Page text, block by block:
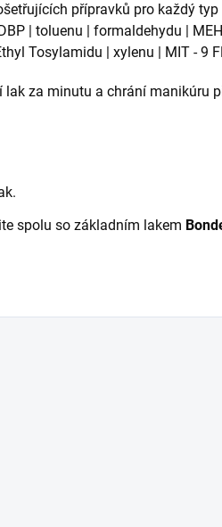
přípravků pro každý typ
| toluenu | formaldehydu |
Tosylamidu | xylenu | MIT - 9
za minutu a chrání manikúru
spolu so základním lakem